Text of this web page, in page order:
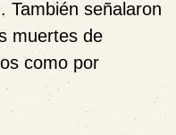
También señalaron
muertes de
como por